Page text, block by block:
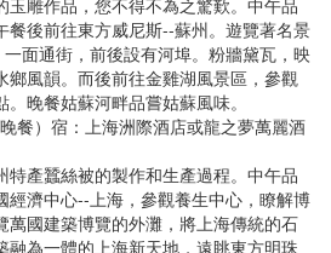
玉雕作品，您不得不為之驚歎。中午品
餐後前往東方威尼斯--蘇州。遊覽著名景
面通街，前後設有河埠。粉牆黛瓦，映
鄉風韻。而後前往金雞湖風景區，參觀
晚餐姑蘇河畔品嘗姑蘇風味。
餐）宿：上海洲際酒店或龍之夢萬麗酒
特產蠶絲被的製作和生產過程。中午品
經濟中心--上海，參觀養生中心，瞭解博
萬國建築博覽的外灘，將上海傳統的石
融為一體的上海新天地，遠眺東方明珠